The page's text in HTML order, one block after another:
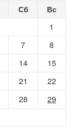
Сб Вс
1
7
8
14
15
21
22
28
29